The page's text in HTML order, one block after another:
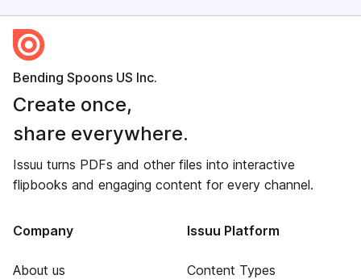
Bending Spoons US Inc.
Create once,
share everywhere.
Issuu turns PDFs and other files into interactive
flipbooks and engaging content for every channel.
Company
About us
Issuu Platform
Content Types